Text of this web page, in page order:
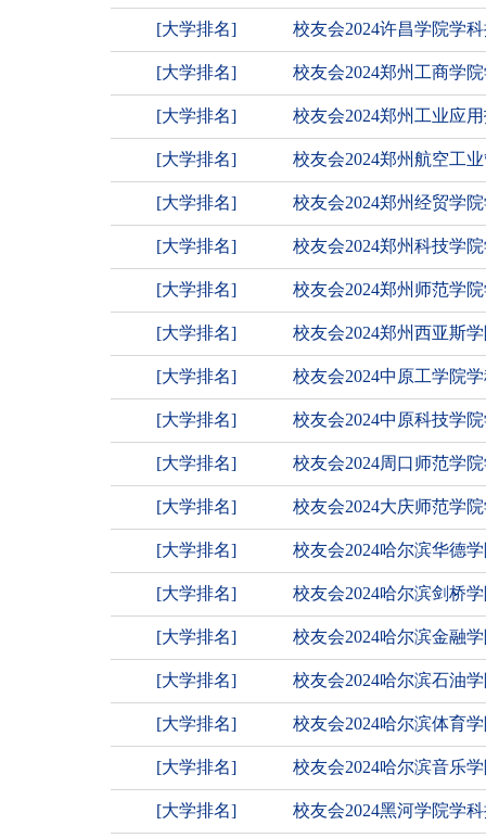
[大学排名] 校友会2024许昌学院学
[大学排名] 校友会2024郑州工商学
[大学排名] 校友会2024郑州工业应
[大学排名] 校友会2024郑州航空工
[大学排名] 校友会2024郑州经贸学
[大学排名] 校友会2024郑州科技学
[大学排名] 校友会2024郑州师范学
[大学排名] 校友会2024郑州西亚斯
[大学排名] 校友会2024中原工学院
[大学排名] 校友会2024中原科技学
[大学排名] 校友会2024周口师范学
[大学排名] 校友会2024大庆师范学
[大学排名] 校友会2024哈尔滨华德
[大学排名] 校友会2024哈尔滨剑桥
[大学排名] 校友会2024哈尔滨金融
[大学排名] 校友会2024哈尔滨石油
[大学排名] 校友会2024哈尔滨体育
[大学排名] 校友会2024哈尔滨音乐
[大学排名] 校友会2024黑河学院学